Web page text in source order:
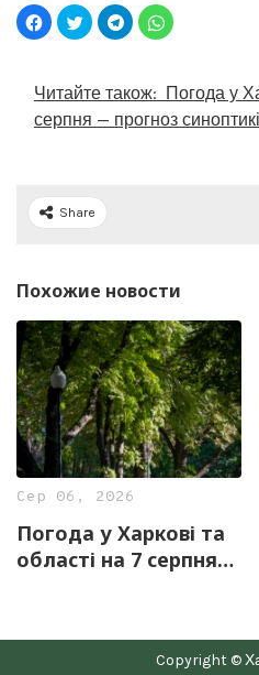
Читайте також: Погода у
серпня — прогноз
Share
Похожие новости
Сер 06, 2026
Погода у Харкові та
області на 7 серпня
Copyright ©